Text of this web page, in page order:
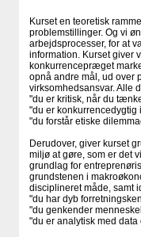
Kurset en teoretisk
problemstillinger. Og vi
arbejdsprocesser, for at
information. Kurset giver
konkurrencepræget
opnå andre mål, ud over
virksomhedsansvar. Alle
"du er kritisk, når du
"du er konkurrencedygtig
"du forstår etiske
Derudover, giver kurset
miljø at gøre, som er det
grundlag for
grundstenen i
disciplineret måde, samt
"du har dyb
"du genkender
"du er analytisk med